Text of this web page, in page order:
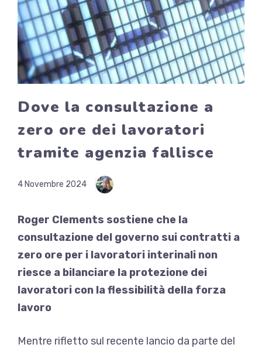
Dove la consultazione a
zero ore dei lavoratori
tramite agenzia fallisce
4 Novembre 2024
Roger Clements sostiene che la
consultazione del governo sui contratti a
zero ore per i lavoratori interinali non
riesce a bilanciare la protezione dei
lavoratori con la flessibilità della forza
lavoro
Mentre rifletto sul recente lancio da parte del